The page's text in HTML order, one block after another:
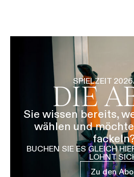
SPIELZEIT
DIE
Sie wissen bereits,
wählen und
BUCHEN SIE ES GLEICH
LOHNT
Zu den